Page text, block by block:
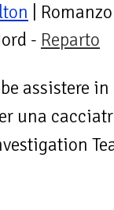
| Romanzo
- Reparto
assistere
una